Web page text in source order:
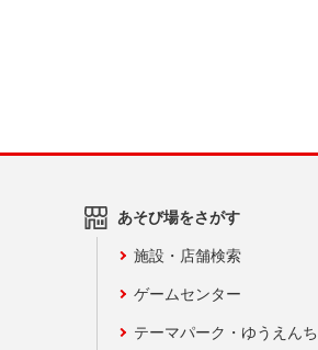
あそび場をさがす
施設・店舗検索
ゲームセンター
テーマパーク・ゆうえんち